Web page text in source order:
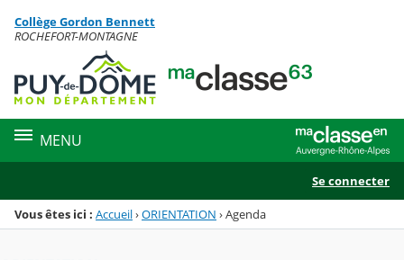
Menu de la rubrique
Contenu
Collège Gordon Bennett
ROCHEFORT-MONTAGNE
MENU
Se connecter
Vous êtes ici : Accueil›ORIENTATION ›Agenda